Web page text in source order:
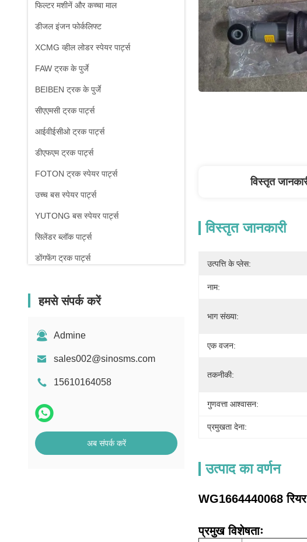
फिल्टर मशीनें और कच्चा माल
डीजल इंजन फोर्कलिफ्ट
XCMG व्हील लोडर स्पेयर पार्ट्स
FAW ट्रक के पुर्जे
BEIBEN ट्रक के पुर्जे
सीएएमसी ट्रक पार्ट्स
आईवीईसीओ ट्रक पार्ट्स
डीएफएम ट्रक पार्ट्स
FOTON ट्रक स्पेयर पार्ट्स
उच्च बस स्पेयर पार्ट्स
YUTONG बस स्पेयर पार्ट्स
सिलेंडर ब्लॉक पार्ट्स
डोंगफेंग ट्रक पार्ट्स
हमसे संपर्क करें
Admine
sales002@sinosms.com
15610164058
अब संपर्क करें
विस्तृत
विस्तृत जानकारी
उत्पत्ति के प्लेस:
नाम:
भाग संख्या:
एक वजन:
तकनीकी:
गुणवत्ता आश्वासन:
प्रमुखता देना:
उत्पाद का वर्णन
WG1664440068 रियर
प्रमुख विशेषताः